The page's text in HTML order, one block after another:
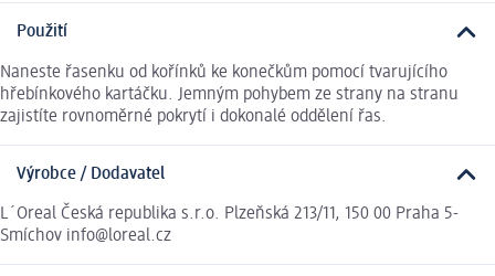
Použití
Naneste řasenku od kořínků ke konečkům pomocí tvarujícího
hřebínkového kartáčku. Jemným pohybem ze strany na stranu
zajistíte rovnoměrné pokrytí i dokonalé oddělení řas.
Výrobce / Dodavatel
L´Oreal Česká republika s.r.o. Plzeňská 213/11, 150 00 Praha 5-
Smíchov info@loreal.cz